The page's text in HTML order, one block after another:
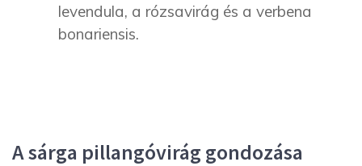
levendula, a rózsavirág és a verbena
bonariensis.
A sárga pillangóvirág gondozása